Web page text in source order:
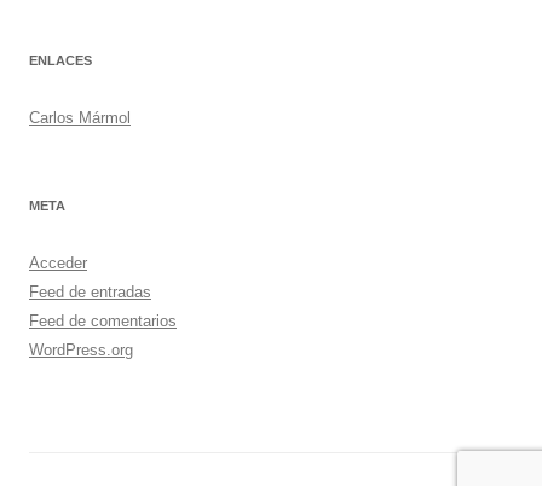
ENLACES
Carlos Mármol
META
Acceder
Feed de entradas
Feed de comentarios
WordPress.org